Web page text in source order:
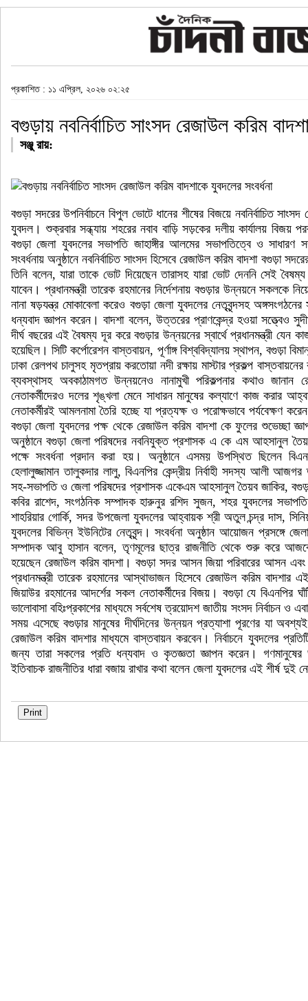
প্রকাশিত : ১১ এপ্রিল, ২০২৬ ০২:২৫
বগুড়ায় নবনির্বাচিত সাংসদ রেজাউল করিম
সঞ্জু রায়:
বগুড়া সদরের উপনির্বাচনে বিপুল ভোটে ধানের শীষের বিজয়ে নবনির্বাচিত
যুবদল। শুক্রবার সন্ধ্যায় শহরের নবাব বাড়ি সড়কের দলীয় কার্যালয়
বগুড়া জেলা যুবদলের সভাপতি জাহাঙ্গীর আলমের সভাপতিত্বে ও
সংবর্ধনায় অনুষ্ঠানে নবনির্বাচিত সাংসদ হিসেবে রেজাউল করিম বাদশা বগুড়া
তিনি বলেন, যারা তাকে ভোট দিয়েছেন তারাসহ যারা ভোট দেননি সেই
যাবেন। প্রধানমন্ত্রী তারেক রহমানের নির্দেশনায় বগুড়ার উন্নয়নে সকলকে
নানা ষড়যন্ত্র মোকাবেলা করেও বগুড়া জেলা যুবদলের নেতৃবৃন্দসহ
ধন্যবাদ জ্ঞাপন করেন। বাদশা বলেন, উত্তরের প্রাণকেন্দ্র হওয়া সত্ত্বেও
দীর্ঘ বছরের এই বৈষম্য দূর করে বগুড়ার উন্নয়নের স্বার্থে প্রধানমন্ত্রী যেন
হয়েছিল। সিটি কর্পোরেশন বাস্তবায়ন, পূর্ণাঙ্গ বিশ্ববিদ্যালয় স্থাপন, বগুড়া
ঢাকা রেলপথ চালুসহ মৃতপ্রায় করতোয়া নদী রক্ষায় মাস্টার প্রকল্প
ব্যবস্থাসহ অবকাঠামগত উন্নয়নেও নানামুখী পরিকল্পনার কথাও
নেতাকর্মীদেরও দলের শৃঙ্খলা মেনে সাধারন মানুষের কল্যাণে কাজ করার
নেতাকর্মীরই আমলনামা তৈরি হচ্ছে যা প্রত্যক্ষ ও পরোক্ষভাবে পর্যবেক্ষণ
বগুড়া জেলা যুবদলের পক্ষ থেকে রেজাউল করিম বাদশা কে ফুলের শুভেচ্ছা
অনুষ্ঠানে বগুড়া জেলা পরিষদের নবনিযুক্ত প্রশাসক এ কে এম আহসানুল
পক্ষে সংবর্ধনা প্রদান করা হয়। অনুষ্ঠানে এসময় উপস্থিত ছিলেন
হেলালুজ্জামান তালুকদার লালু, বিএনপির কেন্দ্রীয় নির্বাহী সদস্য আলী
সহ-সভাপতি ও জেলা পরিষদের প্রশাসক একেএম আহসানুল তৈয়ব জাকির,
কবির রাশেদ, সংগঠনিক সম্পাদক হারুনুর রশিদ সুজন, শহর যুবদলের
শাহরিয়ার গোর্কি, সদর উপজেলা যুবদলের আহ্বায়ক শ্রী অতুল চন্দ্র দাস,
যুবদলের বিভিন্ন ইউনিটের নেতৃবৃন্দ। সংবর্ধনা অনুষ্ঠান আয়োজন প্রসঙ্গে
সম্পাদক আবু হাসান বলেন, তৃণমূলের ছাত্র রাজনীতি থেকে শুরু করে আজকে
হয়েছেন রেজাউল করিম বাদশা। বগুড়া সদর আসন জিয়া পরিবারের আসন
প্রধানমন্ত্রী তারেক রহমানের আস্থাভাজন হিসেবে রেজাউল করিম বাদশার
জিয়াউর রহমানের আদর্শের সকল নেতাকর্মীদের বিজয়। বগুড়া যে বিএনপির
ভালোবাসা বহিঃপ্রকাশের মাধ্যমে সর্বশেষ ত্রয়োদশ জাতীয় সংসদ নির্বাচন ও
সময় এসেছে বগুড়ার মানুষের দীর্ঘদিনের উন্নয়ন প্রত্যাশা পূরণের যা অবশ্যই
রেজাউল করিম বাদশার মাধ্যমে বাস্তবায়ন করবেন। নির্বাচনে যুবদলের
জন্য তারা সকলের প্রতি ধন্যবাদ ও কৃতজ্ঞতা জ্ঞাপন করেন। গণমানুষের
ইতিবাচক রাজনীতির ধারা বজায় রাখার কথা বলেন জেলা যুবদলের এই শীর্ষ দুই